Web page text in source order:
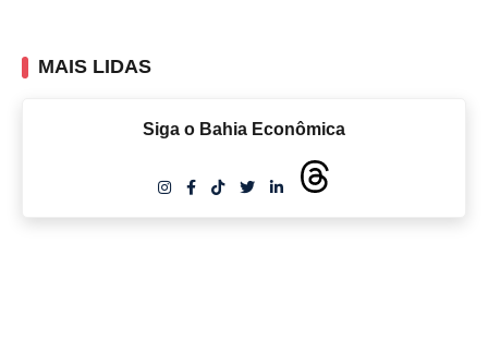
MAIS LIDAS
Siga o Bahia Econômica